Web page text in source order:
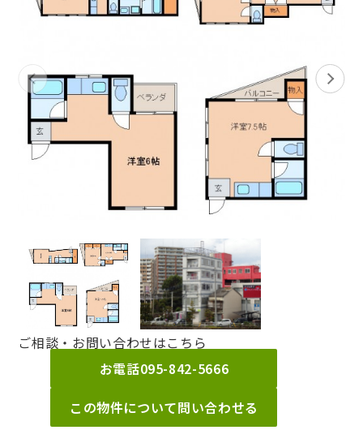
ご相談・お問い合わせはこちら
お電話095-842-5666
この物件について問い合わせる